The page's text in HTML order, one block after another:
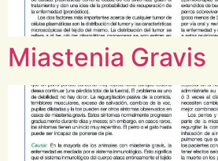
Miastenia Gravis